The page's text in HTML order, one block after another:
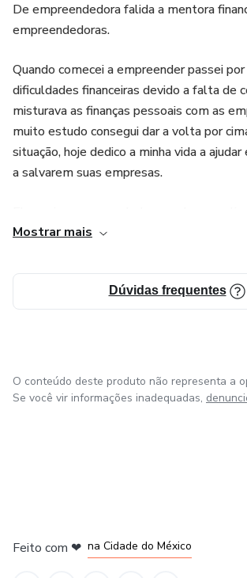
De empreendedora falida a mentora
empreendedoras.
Quando comecei a empreender passei
dificuldades financeiras devido a falta de
misturava as finanças pessoais com as
muito estudo consegui dar a volta por
situação, hoje dedico a minha vida a
a salvarem suas empresas.
finanças pessoais empresarias e sair do
Fundadora da mentoria empreendedora
precificação lucrativa para
Mostrar mais
Dúvidas frequentes
O conteúdo deste produto não representa a
Se você vir informações inadequadas,
Feito com ❤ na Cidade do México